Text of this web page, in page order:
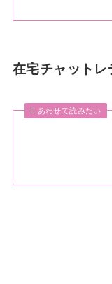
在宅チャットレ
あわせて読みたい